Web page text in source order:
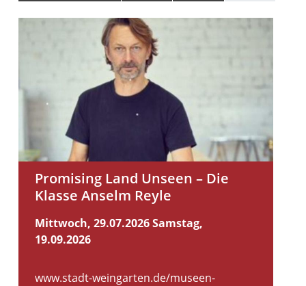
Promising Land Unseen – Die
Klasse Anselm Reyle
Mittwoch, 29.07.2026Samstag,
19.09.2026
www.stadt-weingarten.de/museen-